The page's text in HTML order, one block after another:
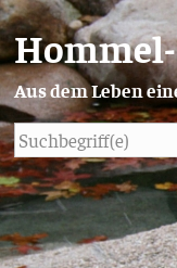
Aus dem Leben